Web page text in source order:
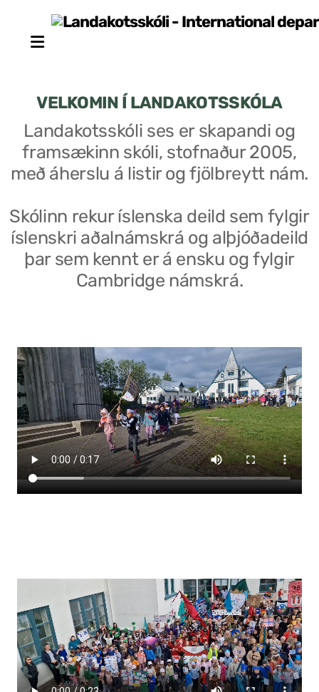
VELKOMIN Í LANDAKOTSSKÓLA
Landakotsskóli ses er skapandi og
framsækinn skóli, stofnaður 2005,
með áherslu á listir og fjölbreytt nám.
Skólinn rekur íslenska deild sem fylgir
íslenskri aðalnámskrá og alþjóðadeild
þar sem kennt er á ensku og fylgir
Cambridge námskrá.
Stjórn sjálfseignarstofnunar
Skólaráð
Fundargerðir skólaráðs
Stjórnendateymi
Skólareglur
Starfsáætlun
Frístund
Upplýsingar um innritun
Námsmat
Læsi
Lestrarheftin
Náms- og kennsluáætlanir